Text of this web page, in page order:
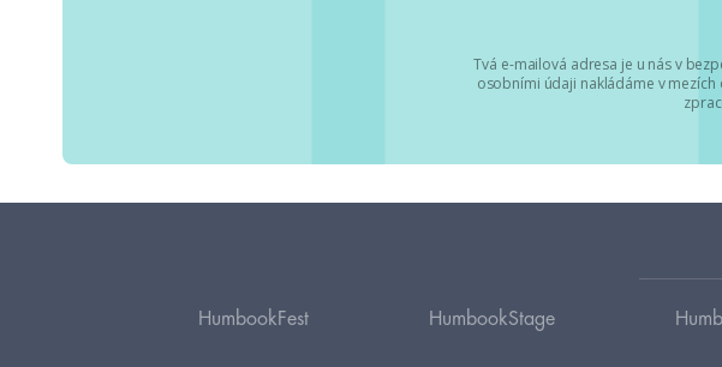
Tvá e-mailová adresa je u nás v
osobními údaji nakládáme v
HumbookFest HumbookStage